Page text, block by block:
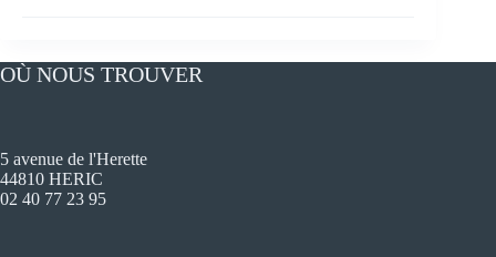
OÙ NOUS TROUVER
5 avenue de l'Herette
44810 HERIC
02 40 77 23 95